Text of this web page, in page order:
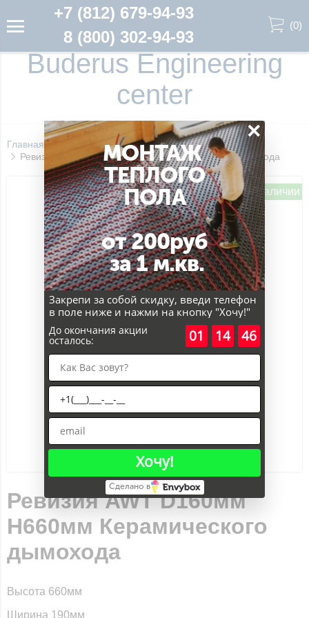
+7 (812) 679-94-93
8 (800) 302-94-93
(0)
Buderus Engineering
center
Главная Дымоходы
Дымоходы Керамика AWT
Ревизия AWT D160мм H660мм Керамического дымохода
в наличии
Ревизия AWT D160мм
H660мм Керамического
дымохода
Высота 660мм
Ширина 190мм
МОНТАЖ
ТЕПЛОГО
ПОЛА
от 200руб
за 1 м.кв.
×
Закрепи за собой скидку, введи телефон
в поле ниже и нажми на кнопку "Хочу!"
До окончания акции
осталось: 01 : 14 : 46
Хочу!
Сделано в